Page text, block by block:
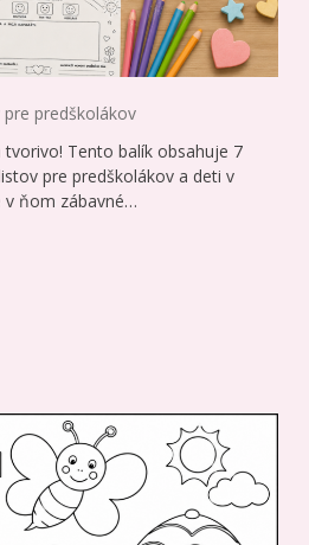
predškolákov
Tento balík obsahuje 7
pre predškolákov a deti v
v ňom zábavné…